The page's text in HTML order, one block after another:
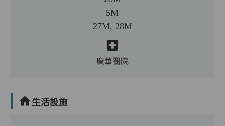
5M
27M, 28M
廣華醫院
生活設施